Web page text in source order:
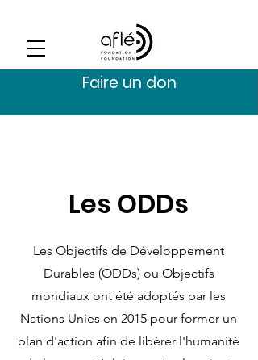
Faire un don
Les ODDs
Les Objectifs de Développement
Durables (ODDs) ou Objectifs
mondiaux ont été adoptés par les
Nations Unies en 2015 pour former un
plan d'action afin de libérer l'humanité